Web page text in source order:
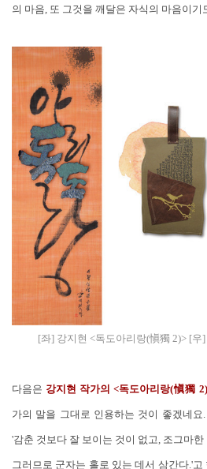
의 마음, 또 그것을 깨달은 자식의 마음이기
[좌] 강지현 <독도아리랑(愼獨 2)> [우
다음은 강지현 작가의 <독도아리랑(愼獨
가의 말을 그대로 인용하는 것이 좋겠네
'감춘 것보다 잘 보이는 것이 없고, 조그마
그러므로 군자는 홀로 있는 데서 삼간다.'